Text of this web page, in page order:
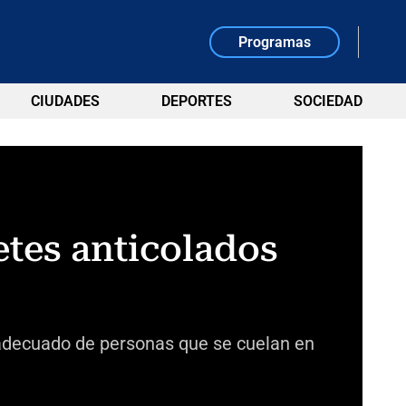
Programas
CIUDADES DEPORTES SOCIEDAD
anticolados
de personas que se cuelan en